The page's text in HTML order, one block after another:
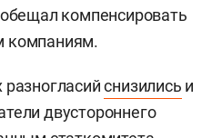
компенсировать
компаниям.
разногласийснизились и
двустороннего